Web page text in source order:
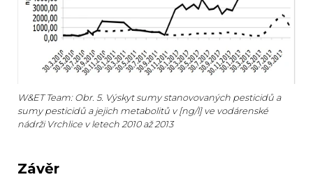
W&ET Team: Obr. 5. Výskyt sumy stanovovaných pesticidů a
sumy pesticidů a jejich metabolitů v [ng/l] ve vodárenské
nádrži Vrchlice v letech 2010 až 2013
Závěr